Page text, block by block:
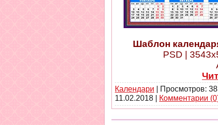
Шаблон
PSD |
Календари | Просмотров:
11.02.2018 | Комментарии